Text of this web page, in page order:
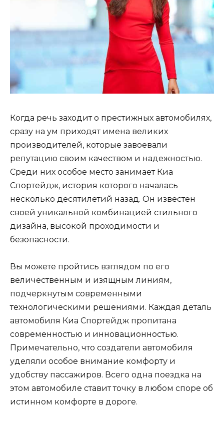
Когда речь заходит о престижных автомобилях,
сразу на ум приходят имена великих
производителей, которые завоевали
репутацию своим качеством и надежностью.
Среди них особое место занимает Киа
Спортейдж, история которого началась
несколько десятилетий назад. Он известен
своей уникальной комбинацией стильного
дизайна, высокой проходимости и
безопасности.
Вы можете пройтись взглядом по его
величественным и изящным линиям,
подчеркнутым современными
технологическими решениями. Каждая деталь
автомобиля Киа Спортейдж пропитана
современностью и инновационностью.
Примечательно, что создатели автомобиля
уделяли особое внимание комфорту и
удобству пассажиров. Всего одна поездка на
этом автомобиле ставит точку в любом споре об
истинном комфорте в дороге.